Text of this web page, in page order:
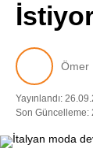
Ömer
Yayınlandı:
Son Güncelleme: